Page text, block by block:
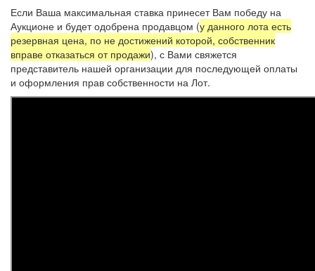
Если Ваша максимальная ставка принесет Вам победу на
Аукционе и будет одобрена продавцом (у данного лота есть
резервная цена, по не достижений которой, собственник
вправе отказаться от продажи), с Вами свяжется
представитель нашей организации для последующей оплаты
и оформления прав собственности на Лот.